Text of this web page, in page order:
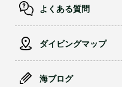
よくある質問
ダイビングマップ
海ブログ